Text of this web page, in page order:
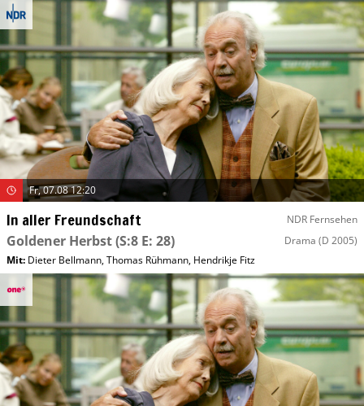
Fr, 07.08 12:20
In aller Freundschaft NDR Fernsehen
Goldener Herbst(S:8 E: 28) Drama (D 2005)
Mit: Dieter Bellmann,Thomas Rühmann, Hendrikje Fitz